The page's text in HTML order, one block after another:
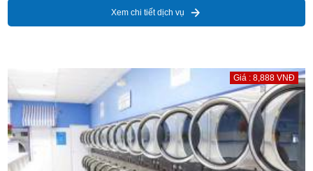
Xem chi tiết dịch vụ
Giá : 8,888 VNĐ